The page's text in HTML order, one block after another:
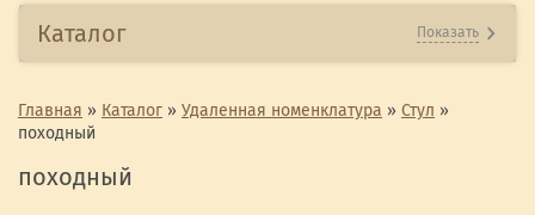
Каталог Показать
Главная » Каталог » Удаленная номенклатура » Стул »
походный
походный